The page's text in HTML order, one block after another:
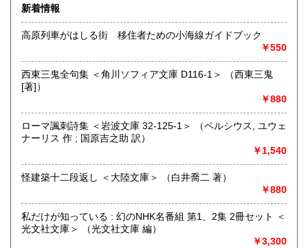
追分コロニーは「豊かな暮らし」をテーマにした「村の古本
屋」です。人が精神的に豊かな生活を送るための 様々な遊び
的「衣・食・住、アート、音楽、旅、 趣味、健康、文芸、経
済、社会、哲学、政治」 等の幅広いテーマを扱います。
「日本の古本屋」で販売している古本は、隣りの「文化磁場
油や」で一部展示販売も春～秋にしています、堀辰雄、立原
道造、加藤周一などのゆかりの土地柄です。信州にお越しの
沿線名：しなの鉄道
営業時間：12:00〜17:00
定休日：火・水曜日(夏季:毎日営業、冬季:天気次第)
新着情報
高原列車がはしる街 移住者ための小海線ガイドブック
￥550
西東三鬼全句集 ＜角川ソフィア文庫 D116-1＞ （西東三鬼
[著]）
￥880
ローマ諷刺詩集 ＜岩波文庫 32-125-1＞ （ペルシウス, ユウェ
ナーリス 作 ; 国原吉之助 訳）
￥1,540
怪建築十二段返し ＜大陸文庫＞ （白井喬二 著）
￥880
私だけが知っている : 幻のNHK名番組 第1、2集 2冊セット ＜
光文社文庫＞ （光文社文庫 編）
￥3,300